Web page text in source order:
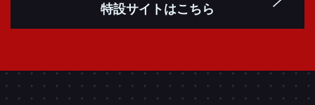
特設サイトはこちら